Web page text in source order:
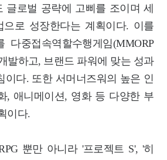
글로벌 공략에 고삐를 조이며 세
으로 성장한다는 계획이다. 이를
다중접속역할수행게임(MMORP
발하고, 브랜드 파워에 맞는 성과
이다. 또한 서머너즈워의 높은 인
, 애니메이션, 영화 등 다양한 부
이다.
뿐만 아니라 '프로젝트 S', '히